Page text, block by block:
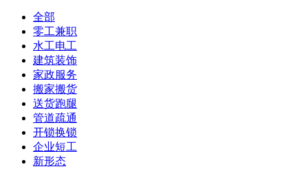
全部
零工兼职
水工电工
建筑装饰
家政服务
搬家搬货
送货跑腿
管道疏通
开锁换锁
企业短工
新形态